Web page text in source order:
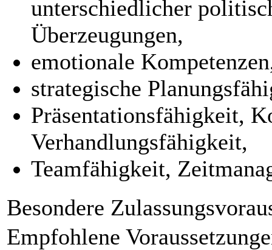
unterschiedlicher
Überzeugungen,
emotionale
strategische
Präsentationsfähigkeit,
Verhandlungsfähigkeit,
Teamfähigkeit,
Besondere
Empfohlene